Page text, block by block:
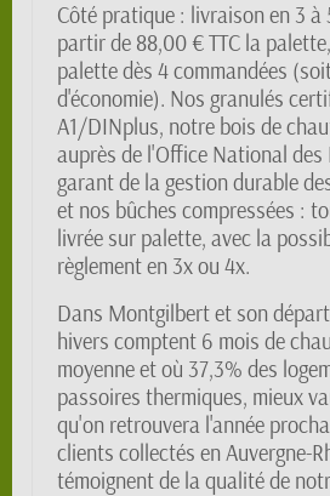
Côté pratique : livraison en 3 à
partir de 88,00 € TTC la
palette dès 4 commandées
d'économie). Nos granulés
A1/DINplus, notre bois de
auprès de l'Office National des
garant de la gestion durable
et nos bûches compressées :
livrée sur palette, avec la
règlement en 3x ou 4x.
Dans Montgilbert et son
hivers comptent 6 mois de
moyenne et où 37,3% des
passoires thermiques, mieux
qu'on retrouvera l'année
clients collectés en Auvergne-
témoignent de la qualité de